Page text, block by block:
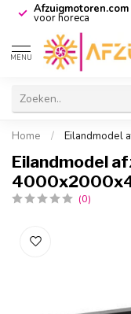
Afzuigmotoren.com
voor horeca
MENU
Home / Eilandmodel
Eilandmodel
(0)